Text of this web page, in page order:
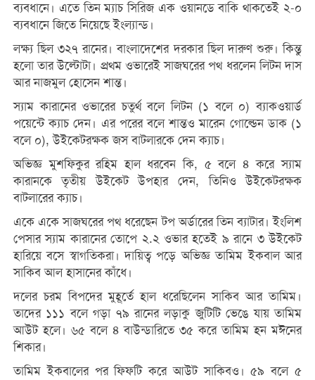
ব্যবধানে। এতে তিন ম্যাচ সিরিজ এক ওয়ানডে বাকি থাকতেই ২-০
ব্যবধানে জিতে নিয়েছে ইংল্যান্ড।
লক্ষ্য ছিল ৩২৭ রানের। বাংলাদেশের দরকার ছিল দারুণ শুরু। কিন্তু
হলো তার উল্টোটা। প্রথম ওভারেই সাজঘরের পথ ধরলেন লিটন দাস
আর নাজমুল হোসেন শান্ত।
স্যাম কারানের ওভারের চতুর্থ বলে লিটন (১ বলে ০) ব্যাকওয়ার্ড
পয়েন্টে ক্যাচ দেন। এর পরের বলে শান্তও মারেন গোল্ডেন ডাক (১
বলে ০), উইকেটরক্ষক জস বাটলারকে দেন ক্যাচ।
অভিজ্ঞ মুশফিকুর রহিম হাল ধরবেন কি, ৫ বলে ৪ করে স্যাম
কারানকে তৃতীয় উইকেট উপহার দেন, তিনিও উইকেটরক্ষক
বাটলারের ক্যাচ।
একে একে সাজঘরের পথ ধরেছেন টপ অর্ডারের তিন ব্যাটার। ইংলিশ
পেসার স্যাম কারানের তোপে ২.২ ওভার হতেই ৯ রানে ৩ উইকেট
হারিয়ে বসে স্বাগতিকরা। দায়িত্ব পড়ে অভিজ্ঞ তামিম ইকবাল আর
সাকিব আল হাসানের কাঁধে।
দলের চরম বিপদের মুহূর্তে হাল ধরেছিলেন সাকিব আর তামিম।
তাদের ১১১ বলে গড়া ৭৯ রানের লড়াকু জুটিটি ভেঙে যায় তামিম
আউট হলে। ৬৫ বলে ৪ বাউন্ডারিতে ৩৫ করে তামিম হন মঈনের
শিকার।
তামিম ইকবালের পর ফিফটি করে আউট সাকিবও। ৫৯ বলে ৫